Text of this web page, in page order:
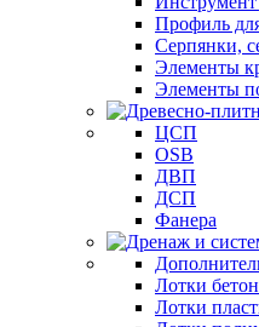
Профиль
Серпянки,
Элементы
Элементы
ЦСП
OSB
ДВП
ДСП
Фанера
Лотки
Лотки